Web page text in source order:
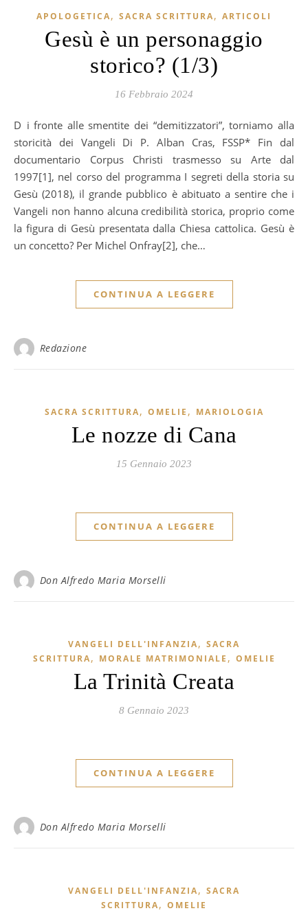
APOLOGETICA, SACRA SCRITTURA, ARTICOLI
Gesù è un personaggio
storico? (1/3)
16 Febbraio 2024
Di fronte alle smentite dei “demitizzatori”, torniamo alla
storicità dei Vangeli Di P. Alban Cras, FSSP* Fin dal
documentario Corpus Christi trasmesso su Arte dal
1997[1], nel corso del programma I segreti della storia su
Gesù (2018), il grande pubblico è abituato a sentire che i
Vangeli non hanno alcuna credibilità storica, proprio come
la figura di Gesù presentata dalla Chiesa cattolica. Gesù è
un concetto? Per Michel Onfray[2], che…
CONTINUA A LEGGERE
Redazione
SACRA SCRITTURA, OMELIE , MARIOLOGIA
Le nozze di Cana
15 Gennaio 2023
CONTINUA A LEGGERE
Don Alfredo Maria Morselli
VANGELI DELL'INFANZIA, SACRA
SCRITTURA, MORALE MATRIMONIALE , OMELIE
La Trinità Creata
8 Gennaio 2023
CONTINUA A LEGGERE
Don Alfredo Maria Morselli
VANGELI DELL'INFANZIA, SACRA
SCRITTURA, OMELIE